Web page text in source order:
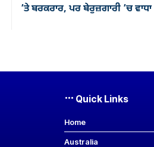
’ਤੇ ਬਰਕਰਾਰ, ਪਰ ਬੇਰੁਜ਼ਗਾਰੀ ’ਚ ਵਾਧਾ
Quick Links
Home
Australia